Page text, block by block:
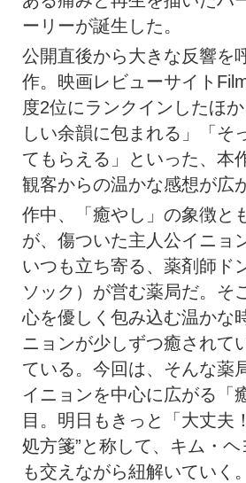
ーリーが誕生した。
公開直後から大きな反響を
作。映画レビューサイト
度2位にランクインしたほ
しい余韻に包まれる」「そ
てもらえる」といった、本
観客からの温かな感想が広
作中、「癒やし」の象徴と
が、傷ついた主人公イニョ
いつも立ち寄る、薬剤師ド
ソック）が営む薬局だ。そ
心を優しく包み込む温かな
ニョンが少しずつ癒されて
ている。今回は、そんな薬
イニョンを中心に広がる「
目。明日もきっと「大丈夫
処方箋”と称して、キム・
も交えながら紐解いていく。